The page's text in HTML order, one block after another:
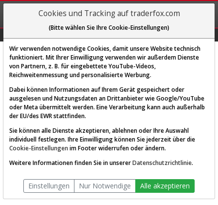
REGIS-
TRIEREN
Diese Funktion ist nur für
AKTIEN-TERMINAL
Die Aktienanalyse-Plattform von
TraderFox
Cookies und Tracking auf traderfox.com
(Bitte wählen Sie Ihre Cookie-Einstellungen)
Wir verwenden notwendige Cookies, damit unsere Website technisch
funktioniert. Mit Ihrer Einwilligung verwenden wir außerdem Dienste
von Partnern, z. B. für eingebettete YouTube-Videos,
Reichweitenmessung und personalisierte Werbung.
Dabei können Informationen auf Ihrem Gerät gespeichert oder
ausgelesen und Nutzungsdaten an Drittanbieter wie Google/YouTube
oder Meta übermittelt werden. Eine Verarbeitung kann auch außerhalb
der EU/des EWR stattfinden.
Sie können alle Dienste akzeptieren, ablehnen oder Ihre Auswahl
individuell festlegen. Ihre Einwilligung können Sie jederzeit über die
Cookie-Einstellungen im Footer widerrufen oder ändern.
Weitere Informationen finden Sie in unsererDatenschutzrichtlinie.
Einstellungen Nur Notwendige Alle akzeptieren